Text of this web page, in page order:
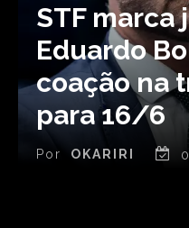
STF
Eduardo
coação na
para 16/6
Por OKARIRI